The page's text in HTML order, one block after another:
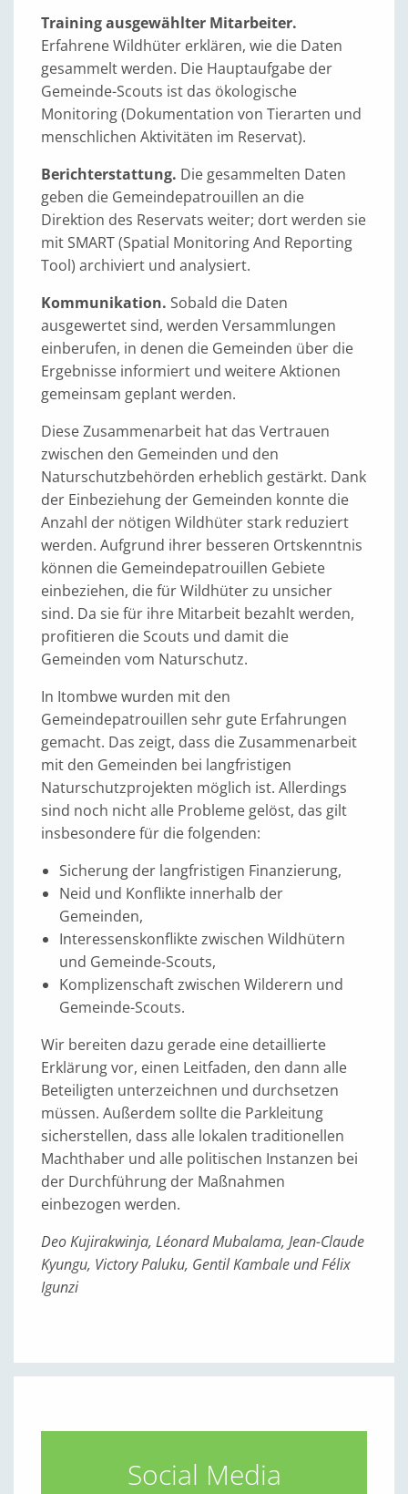
Training ausgewählter Mitarbeiter.
Erfahrene Wildhüter erklären, wie die Daten
gesammelt werden. Die Hauptaufgabe der
Gemeinde-Scouts ist das ökologische
Monitoring (Dokumentation von Tierarten und
menschlichen Aktivitäten im Reservat).
Berichterstattung. Die gesammelten Daten
geben die Gemeindepatrouillen an die
Direktion des Reservats weiter; dort werden sie
mit SMART (Spatial Monitoring And Reporting
Tool) archiviert und analysiert.
Kommunikation. Sobald die Daten
ausgewertet sind, werden Versammlungen
einberufen, in denen die Gemeinden über die
Ergebnisse informiert und weitere Aktionen
gemeinsam geplant werden.
Diese Zusammenarbeit hat das Vertrauen
zwischen den Gemeinden und den
Naturschutzbehörden erheblich gestärkt. Dank
der Einbeziehung der Gemeinden konnte die
Anzahl der nötigen Wildhüter stark reduziert
werden. Aufgrund ihrer besseren Ortskenntnis
können die Gemeindepatrouillen Gebiete
einbeziehen, die für Wildhüter zu unsicher
sind. Da sie für ihre Mitarbeit bezahlt werden,
profitieren die Scouts und damit die
Gemeinden vom Naturschutz.
In Itombwe wurden mit den
Gemeindepatrouillen sehr gute Erfahrungen
gemacht. Das zeigt, dass die Zusammenarbeit
mit den Gemeinden bei langfristigen
Naturschutzprojekten möglich ist. Allerdings
sind noch nicht alle Probleme gelöst, das gilt
insbesondere für die folgenden:
Sicherung der langfristigen Finanzierung,
Neid und Konflikte innerhalb der
Gemeinden,
Interessenskonflikte zwischen Wildhütern
und Gemeinde-Scouts,
Komplizenschaft zwischen Wilderern und
Gemeinde-Scouts.
Wir bereiten dazu gerade eine detaillierte
Erklärung vor, einen Leitfaden, den dann alle
Beteiligten unterzeichnen und durchsetzen
müssen. Außerdem sollte die Parkleitung
sicherstellen, dass alle lokalen traditionellen
Machthaber und alle politischen Instanzen bei
der Durchführung der Maßnahmen
einbezogen werden.
Deo Kujirakwinja, Léonard Mubalama, Jean-Claude
Kyungu, Victory Paluku, Gentil Kambale und Félix
Igunzi
Social Media